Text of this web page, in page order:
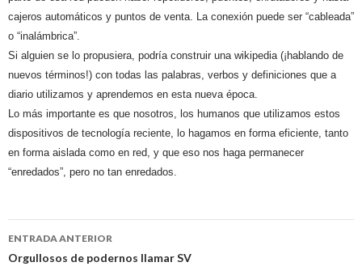
cajeros automáticos y puntos de venta. La conexión puede ser “cableada”
o “inalámbrica”.
Si alguien se lo propusiera, podría construir una wikipedia (¡hablando de
nuevos términos!) con todas las palabras, verbos y definiciones que a
diario utilizamos y aprendemos en esta nueva época.
Lo más importante es que nosotros, los humanos que utilizamos estos
dispositivos de tecnología reciente, lo hagamos en forma eficiente, tanto
en forma aislada como en red, y que eso nos haga permanecer
“enredados”, pero no tan enredados.
Navegación
de
ENTRADA ANTERIOR
Orgullosos de podernos llamar SV